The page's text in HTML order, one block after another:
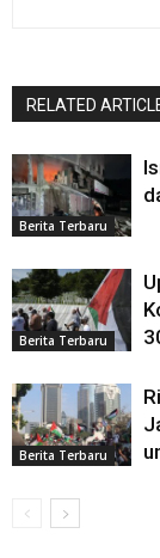
RELATED
Berita Terbaru
Berita Terbaru
Berita Terbaru